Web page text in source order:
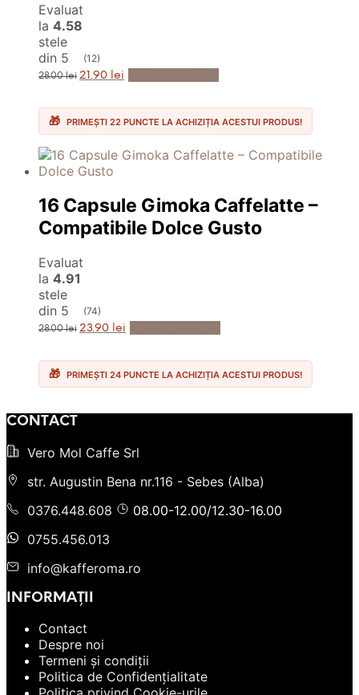
Evaluat
la 4.58
stele
din 5
(12)
28.00lei Prețul
inițial
fost:
28.00 lei.
21.90 lei Prețul
curent
21.90 lei.
PRIMEȘTI 22 PUNCTE LA ACHIZIȚIA ACESTUI PRODUS!
16 Capsule Gimoka Caffelatte –
Compatibile Dolce Gusto
Evaluat
la 4.91
stele
din 5
(74)
28.00lei Prețul
inițial
fost:
28.00 lei.
23.90 lei Prețul
curent
23.90 lei.
PRIMEȘTI 24 PUNCTE LA ACHIZIȚIA ACESTUI PRODUS!
CONTACT
Vero Mol Caffe Srl
str. Augustin Bena nr.116 - Sebes (Alba)
0376.448.608
08.00-12.00/12.30-16.00
0755.456.013
info@kafferoma.ro
INFORMAȚII
Contact
Despre noi
Termeni și condiții
Politica de Confidențialitate